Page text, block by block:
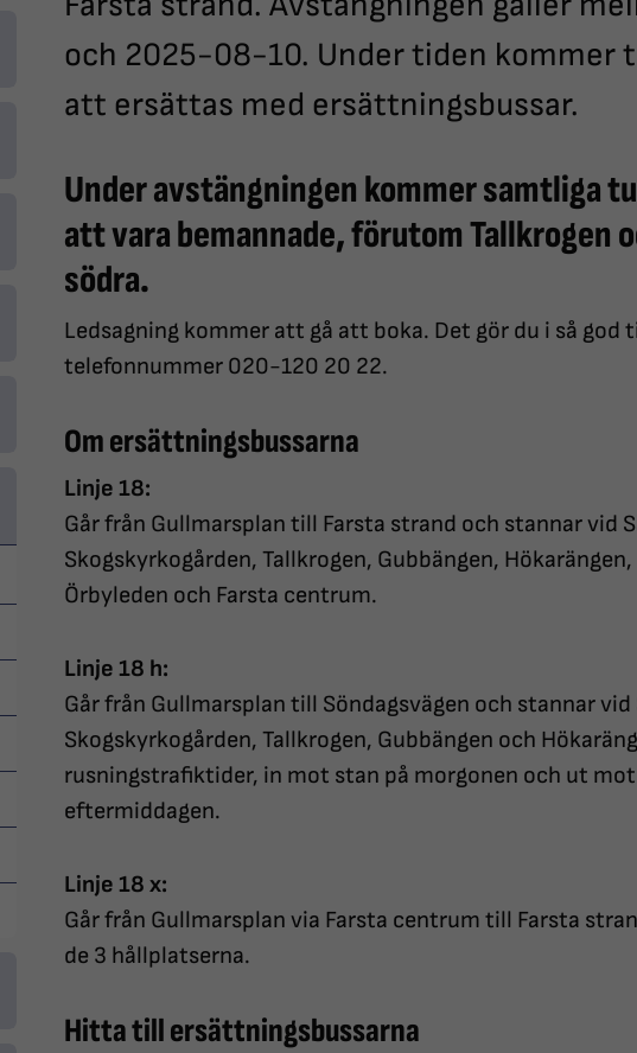
och 2025-08-10. Under tiden kommer
att ersättas med ersättningsbussar.
Under avstängningen kommer samtliga
att vara bemannade, förutom Tallkrogen
södra.
Ledsagning kommer att gå att boka. Det gör du i så god
telefonnummer 020-120 20 22.
Om ersättningsbussarna
Linje 18:
Går från Gullmarsplan till Farsta strand och stannar vid
Skogskyrkogården, Tallkrogen, Gubbängen,
Örbyleden och Farsta centrum.
Linje 18 h:
Går från Gullmarsplan till Söndagsvägen och stannar vid
Skogskyrkogården, Tallkrogen, Gubbängen och
rusningstrafiktider, in mot stan på morgonen och ut mot
eftermiddagen.
Linje 18 x:
Går från Gullmarsplan via Farsta centrum till Farsta
de 3 hållplatserna.
Hitta till ersättningsbussarna